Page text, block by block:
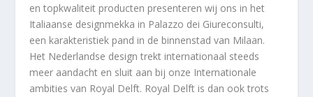
en topkwaliteit producten presenteren wij ons in het
Italiaanse designmekka in Palazzo dei Giureconsulti,
een karakteristiek pand in de binnenstad van Milaan.
Het Nederlandse design trekt internationaal steeds
meer aandacht en sluit aan bij onze Internationale
ambities van Royal Delft. Royal Delft is dan ook trots